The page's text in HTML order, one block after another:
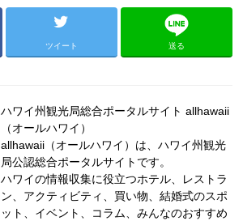
ツイート 送る
ハワイ州観光局総合ポータルサイト allhawaii
（オールハワイ）
allhawaii（オールハワイ）は、ハワイ州観光
局公認総合ポータルサイトです。
ハワイの情報収集に役立つホテル、レストラ
ン、アクティビティ、買い物、結婚式のスポ
ット、イベント、コラム、みんなのおすすめ